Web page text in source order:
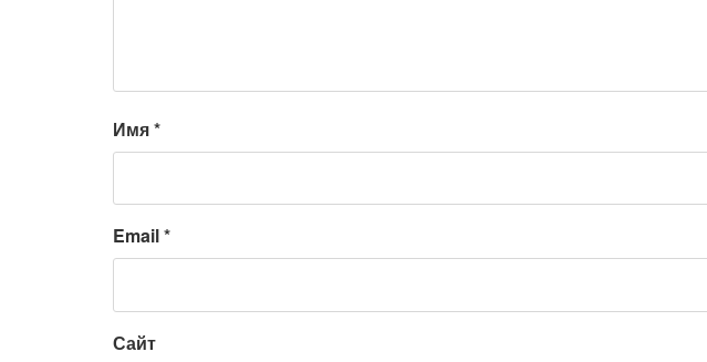
Имя*
Email*
Сайт